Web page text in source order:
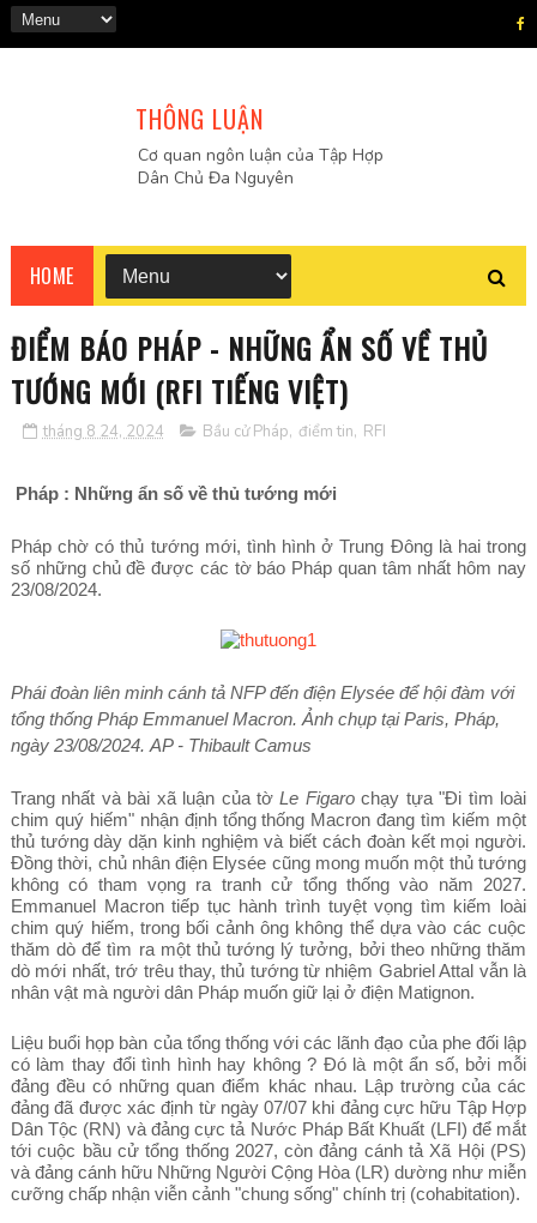
THÔNG LUẬN
Cơ quan ngôn luận của Tập Hợp
Dân Chủ Đa Nguyên
HOME
ĐIỂM BÁO PHÁP - NHỮNG ẨN SỐ VỀ THỦ
TƯỚNG MỚI (RFI TIẾNG VIỆT)
tháng 8 24, 2024 Bầu cử Pháp, điểm tin, RFI
Pháp : Những ẩn số về thủ tướng mới
Pháp chờ có thủ tướng mới, tình hình ở Trung Đông là hai trong
số những chủ đề được các tờ báo Pháp quan tâm nhất hôm nay
23/08/2024.
Phái đoàn liên minh cánh tả NFP đến điện Elysée để hội đàm với
tổng thống Pháp Emmanuel Macron. Ảnh chụp tại Paris, Pháp,
ngày 23/08/2024. AP - Thibault Camus
Trang nhất và bài xã luận của tờLe Figarochạy tựa "Đi tìm loài
chim quý hiếm" nhận định tổng thống Macron đang tìm kiếm một
thủ tướng dày dặn kinh nghiệm và biết cách đoàn kết mọi người.
Đồng thời, chủ nhân điện Elysée cũng mong muốn một thủ tướng
không có tham vọng ra tranh cử tổng thống vào năm 2027.
Emmanuel Macron tiếp tục hành trình tuyệt vọng tìm kiếm loài
chim quý hiếm, trong bối cảnh ông không thể dựa vào các cuộc
thăm dò để tìm ra một thủ tướng lý tưởng, bởi theo những thăm
dò mới nhất, trớ trêu thay, thủ tướng từ nhiệm Gabriel Attal vẫn là
nhân vật mà người dân Pháp muốn giữ lại ở điện Matignon.
Liệu buổi họp bàn của tổng thống với các lãnh đạo của phe đối lập
có làm thay đổi tình hình hay không ? Đó là một ẩn số, bởi mỗi
đảng đều có những quan điểm khác nhau. Lập trường của các
đảng đã được xác định từ ngày 07/07 khi đảng cực hữu Tập Hợp
Dân Tộc (RN) và đảng cực tả Nước Pháp Bất Khuất (LFI) để mắt
tới cuộc bầu cử tổng thống 2027, còn đảng cánh tả Xã Hội (PS)
và đảng cánh hữu Những Người Cộng Hòa (LR) dường như miễn
cưỡng chấp nhận viễn cảnh "chung sống" chính trị (cohabitation).